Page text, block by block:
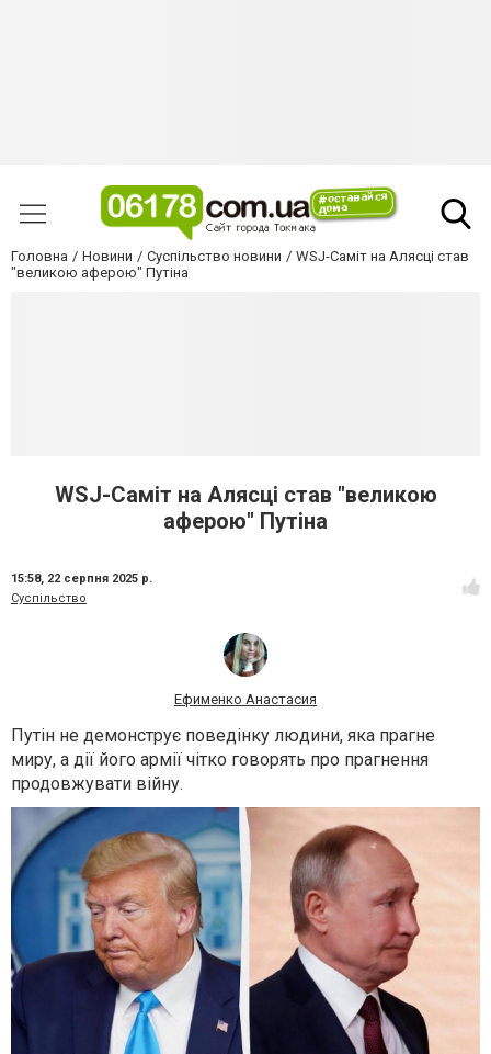
Головна Новини Суспільство новини
WSJ-Саміт на Алясці став
"великою аферою" Путіна
WSJ-Саміт на Алясці став "великою
аферою" Путіна
15:58, 22 серпня 2025 р.
Суспільство
Ефименко Анастасия
Путін не демонструє поведінку людини, яка прагне
миру, а дії його армії чітко говорять про прагнення
продовжувати війну.